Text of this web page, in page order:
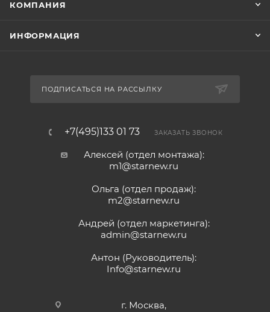
КОМПАНИЯ
ИНФОРМАЦИЯ
ПОДПИСАТЬСЯ НА РАССЫЛКУ
+7(495)133 01 73 ЗАКАЗАТЬ ЗВОНОК
Алексей (отдел монтажа):
m1@starnew.ru
Ольга (отдел продаж):
m2@starnew.ru
Андрей (отдел маркетинга):
admin@starnew.ru
Антон (Руководитель):
Info@starnew.ru
г. Москва,